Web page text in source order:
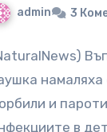
admin 3
и
в